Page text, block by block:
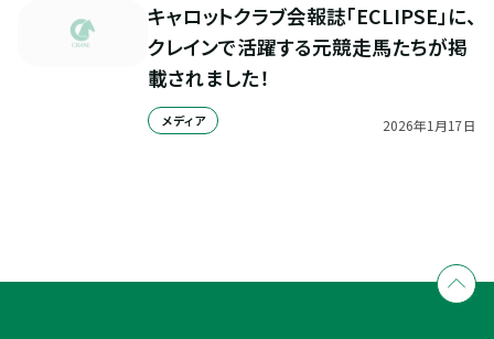
キャロットクラブ会報誌「ECLIPSE」に、
クレインで活躍する元競走馬たちが掲
載されました！
メディア 2026年1 月17日
入会のご相談・申込